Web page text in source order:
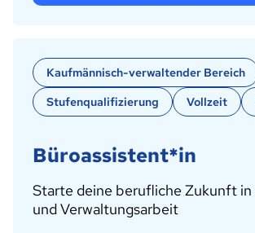
Kaufmännisch-verwaltender Bereich
Stufenqualifizierung
Vollzeit
Büroassistent*in
Starte deine berufliche Zukunft in
und Verwaltungsarbeit